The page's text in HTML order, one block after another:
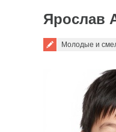
Ярослав
Молодые и